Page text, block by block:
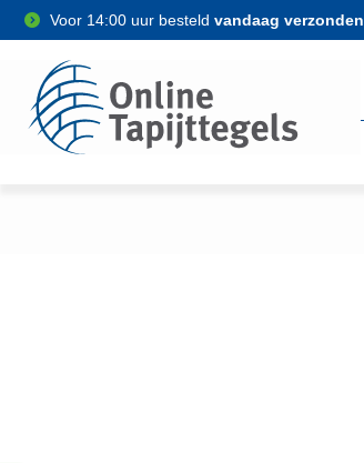
Voor 14:00 uur besteld vandaag verzonden